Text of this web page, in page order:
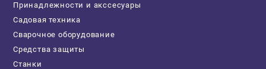
Принадлежности и акссесуары
Садовая техника
Сварочное оборудование
Средства защиты
Станки